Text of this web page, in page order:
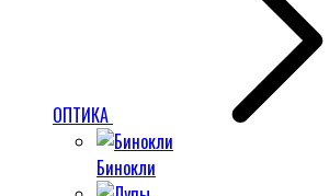
ОПТИКА
Бинокли